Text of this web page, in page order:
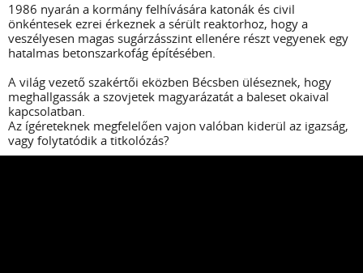
1986 nyarán a kormány felhívására katonák és civil
önkéntesek ezrei érkeznek a sérült reaktorhoz, hogy a
veszélyesen magas sugárzásszint ellenére részt vegyenek egy
hatalmas betonszarkofág építésében.
A világ vezető szakértői eközben Bécsben üléseznek, hogy
meghallgassák a szovjetek magyarázatát a baleset okaival
kapcsolatban.
Az ígéreteknek megfelelően vajon valóban kiderül az igazság,
vagy folytatódik a titkolózás?